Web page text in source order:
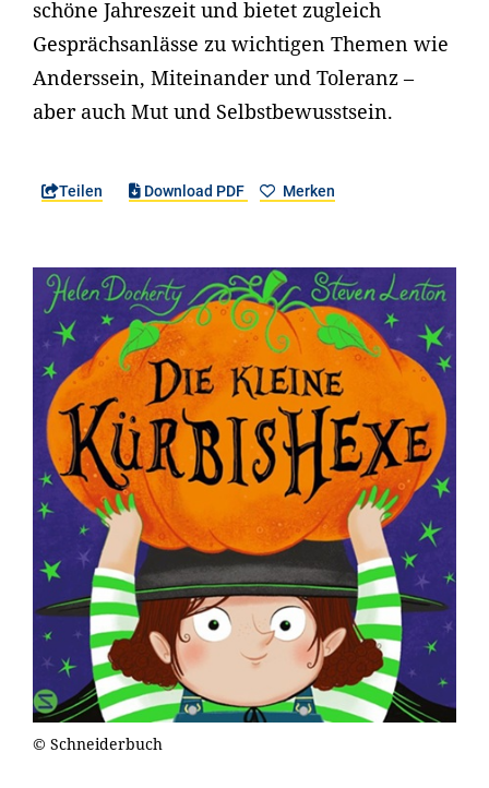
schöne Jahreszeit und bietet zugleich
Gesprächsanlässe zu wichtigen Themen wie
Anderssein, Miteinander und Toleranz –
aber auch Mut und Selbstbewusstsein.
Teilen Download PDF Merken
© Schneiderbuch